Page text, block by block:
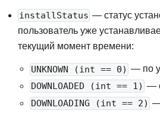
installStatus — статус
пользователь уже
текущий момент времени:
UNKNOWN (int == 0) — по
DOWNLOADED (int == 1) —
DOWNLOADING (int == 2) —